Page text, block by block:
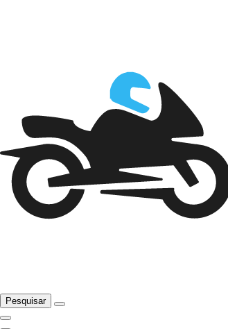
Pesquisar